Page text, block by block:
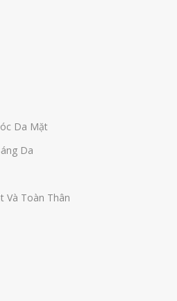
Da Mặt
Da
Và Toàn Thân